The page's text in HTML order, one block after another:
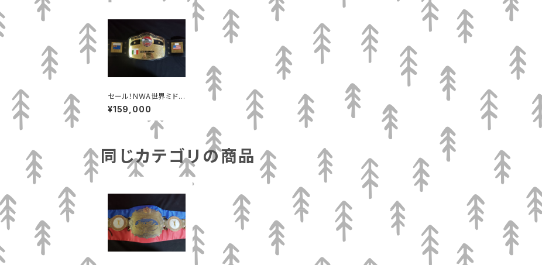
セール！NWA世界ミドル
級チャンピオンベルト
黒バージョン
¥159,000
同じカテゴリの商品